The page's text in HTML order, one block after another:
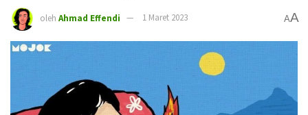
oleh Ahmad Effendi 1 Maret 2023 AA